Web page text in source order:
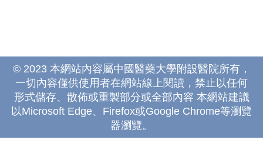
© 2023 本網站內容屬中國醫藥大學附設醫院所有，
一切內容僅供使用者在網站線上閱讀，禁止以任何
形式儲存、散佈或重製部分或全部內容 本網站建議
以Microsoft Edge、Firefox或Google Chrome等瀏覽
器瀏覽。